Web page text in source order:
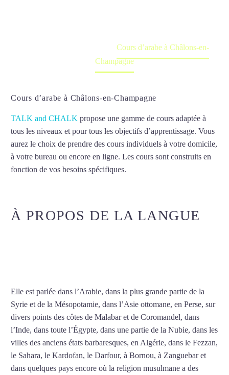
Cours d’arabe à Châlons-en-
Champagne
Cours d’arabe à Châlons-en-Champagne
TALK and CHALK propose une gamme de cours adaptée à
tous les niveaux et pour tous les objectifs d’apprentissage. Vous
aurez le choix de prendre des cours individuels à votre domicile,
à votre bureau ou encore en ligne. Les cours sont construits en
fonction de vos besoins spécifiques.
À PROPOS DE LA LANGUE
Elle est parlée dans l’Arabie, dans la plus grande partie de la
Syrie et de la Mésopotamie, dans l’Asie ottomane, en Perse, sur
divers points des côtes de Malabar et de Coromandel, dans
l’Inde, dans toute l’Égypte, dans une partie de la Nubie, dans les
villes des anciens états barbaresques, en Algérie, dans le Fezzan,
le Sahara, le Kardofan, le Darfour, à Bornou, à Zanguebar et
dans quelques pays encore où la religion musulmane a des